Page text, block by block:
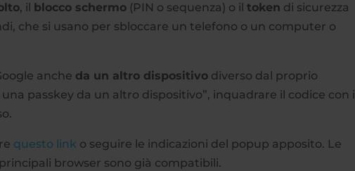
, il blocco schermo (PIN o sequenza) o iltoken di sicurezza
che si usano per sbloccare un telefono o un computer o
anche da un altro dispositivo diverso dal proprio
passkey da un altro dispositivo”, inquadrare il codice con il
questo link o seguire le indicazioni del popup apposito. Le
browser sono già compatibili.